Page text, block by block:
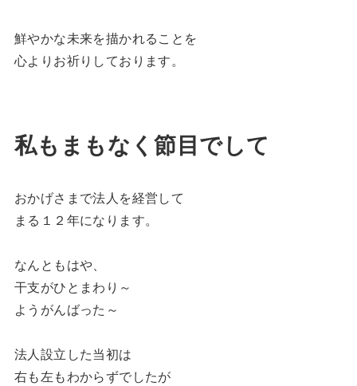
鮮やかな未来を描かれることを
心よりお祈りしております。
私もまもなく節目でして
おかげさまで法人を経営して
まる１２年になります。
なんともはや、
干支がひとまわり～
ようがんばった～
法人設立した当初は
右も左もわからずでしたが